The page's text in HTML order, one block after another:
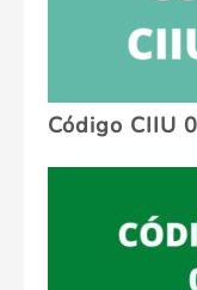
Código CIIU